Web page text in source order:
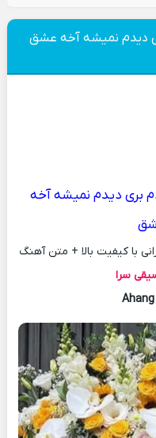
دیدم نمیشه آخه عشق
بری دیدم نمیشه آخه
با کیفیت بالا + متن آهنگ
سرا
Ahang